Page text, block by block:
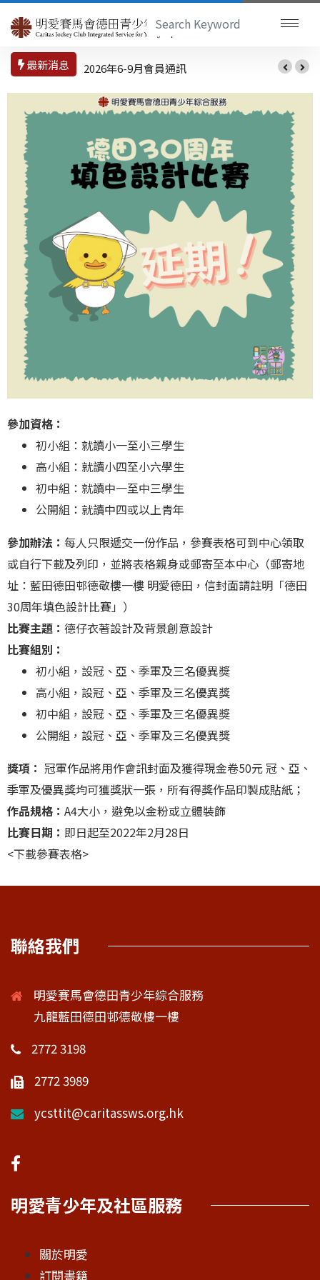
最新消息 2026年6-9月會員通訊
參加資格：
初小組：就讀小一至小三學生
高小組：就讀小四至小六學生
初中組：就讀中一至中三學生
公開組：就讀中四或以上青年
參加辦法： 每人只限遞交一份作品，參賽表格可到中心領取
或自行下載及列印，並將表格親身或郵寄至本中心（郵寄地
址：藍田德田邨德敬樓一樓 明愛德田，信封面請註明「德田
30周年填色設計比賽」）
比賽主題： 德仔衣著設計及背景創意設計
比賽組別：
初小組，設冠、亞、季軍及三名優異獎
高小組，設冠、亞、季軍及三名優異獎
初中組，設冠、亞、季軍及三名優異獎
公開組，設冠、亞、季軍及三名優異獎
獎項： 冠軍作品將用作會訊封面及獲得現金卷50元 冠、亞、
季軍及優異獎均可獲獎狀一張，所有得獎作品印製成貼紙；
作品規格： A4大小，避免以金粉或立體裝飾
比賽日期： 即日起至2022年2月28日
<下載參賽表格>
聯絡我們
明愛賽馬會德田青少年綜合服務
九龍藍田德田邨德敬樓一樓
2772 3198
2772 3989
ycsttit@caritassws.org.hk
明愛青少年及社區服務
關於明愛
訂閱書籍